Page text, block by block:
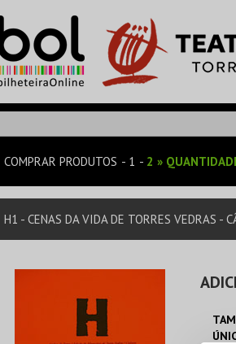
COMPRAR PRODUTOS 1 2 »
H1 - CENAS DA VIDA DE TORRES VEDRAS -